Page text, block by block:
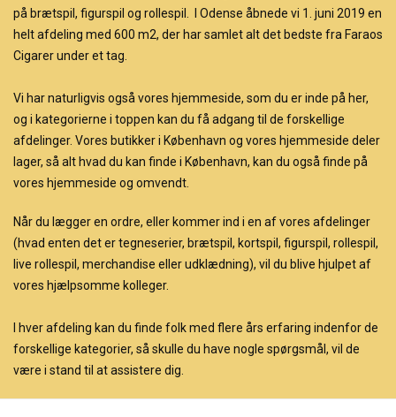
på brætspil, figurspil og rollespil. I Odense åbnede vi 1. juni 2019 en
helt afdeling med 600 m2, der har samlet alt det bedste fra Faraos
Cigarer under et tag.
Vi har naturligvis også vores hjemmeside, som du er inde på her,
og i kategorierne i toppen kan du få adgang til de forskellige
afdelinger. Vores butikker i København og vores hjemmeside deler
lager, så alt hvad du kan finde i København, kan du også finde på
vores hjemmeside og omvendt.
Når du lægger en ordre, eller kommer ind i en af vores afdelinger
(hvad enten det er tegneserier, brætspil, kortspil, figurspil, rollespil,
live rollespil, merchandise eller udklædning), vil du blive hjulpet af
vores hjælpsomme kolleger.
I hver afdeling kan du finde folk med flere års erfaring indenfor de
forskellige kategorier, så skulle du have nogle spørgsmål, vil de
være i stand til at assistere dig.